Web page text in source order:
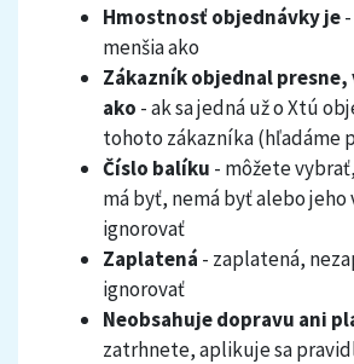
Hmostnosť objednávky je
menšia ako
Zákazník objednal presne,
ako - ak sa jedná už o Xtú
tohoto zákazníka (hľadáme
Číslo balíku - môžete
má byť, nemá byť alebo
ignorovať
Zaplatená - zaplatená,
ignorovať
Neobsahuje dopravu ani
zatrhnete, aplikuje sa